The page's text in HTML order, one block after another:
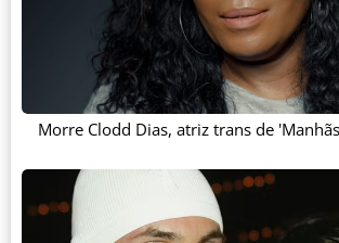
Morre Clodd Dias, atriz trans de